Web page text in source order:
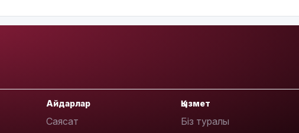
Айдарлар
Саясат
Қызмет
Біз туралы